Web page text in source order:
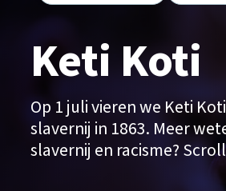
Keti Koti
Op 1 juli vieren we Keti
slavernij in 1863. Meer
slavernij en racisme?